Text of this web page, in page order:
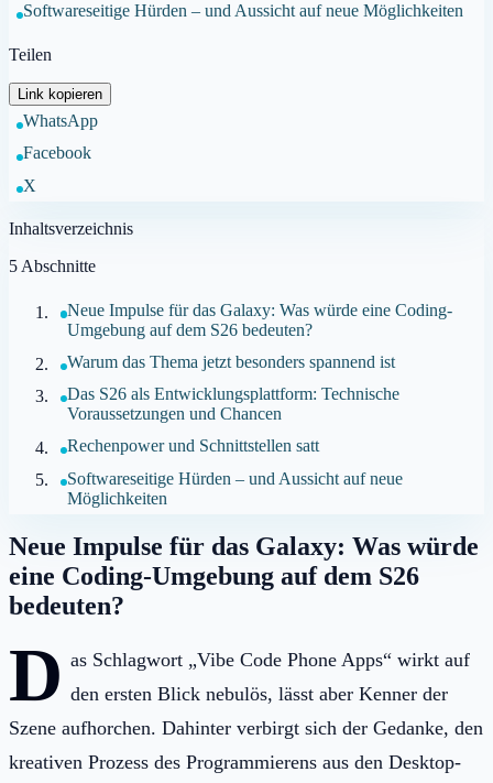
Softwareseitige Hürden – und Aussicht auf neue Möglichkeiten
Teilen
Link kopieren
WhatsApp
Facebook
X
Inhaltsverzeichnis
5 Abschnitte
Neue Impulse für das Galaxy: Was würde eine Coding-
Umgebung auf dem S26 bedeuten?
Warum das Thema jetzt besonders spannend ist
Das S26 als Entwicklungsplattform: Technische
Voraussetzungen und Chancen
Rechenpower und Schnittstellen satt
Softwareseitige Hürden – und Aussicht auf neue
Möglichkeiten
Neue Impulse für das Galaxy: Was würde
eine Coding-Umgebung auf dem S26
bedeuten?
D as Schlagwort „Vibe Code Phone Apps“ wirkt auf
den ersten Blick nebulös, lässt aber Kenner der
Szene aufhorchen. Dahinter verbirgt sich der Gedanke, den
kreativen Prozess des Programmierens aus den Desktop-